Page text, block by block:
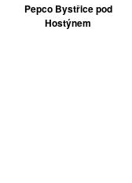
Pepco Bystřice pod
Hostýnem